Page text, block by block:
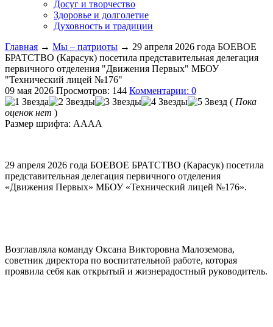
Досуг и творчество
Здоровье и долголетие
Духовность и традиции
Главная → Мы – патриоты → 29 апреля 2026 года БОЕВОЕ
БРАТСТВО (Карасук) посетила представительная делегация
первичного отделения "Движения Первых" МБОУ
"Технический лицей №176"
09 мая 2026 Просмотров: 144 Комментарии: 0
( Пока
оценок нет )
Размер шрифта: AAAA
29 апреля 2026 года БОЕВОЕ БРАТСТВО (Карасук) посетила
представительная делегация первичного отделения
«Движения Первых» МБОУ «Технический лицей №176».
Возглавляла команду Оксана Викторовна Малоземова,
советник директора по воспитательной работе, которая
проявила себя как открытый и жизнерадостный руководитель.